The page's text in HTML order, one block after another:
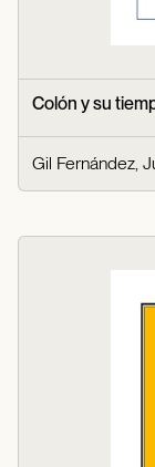
Colón y su
Gil Fernández,